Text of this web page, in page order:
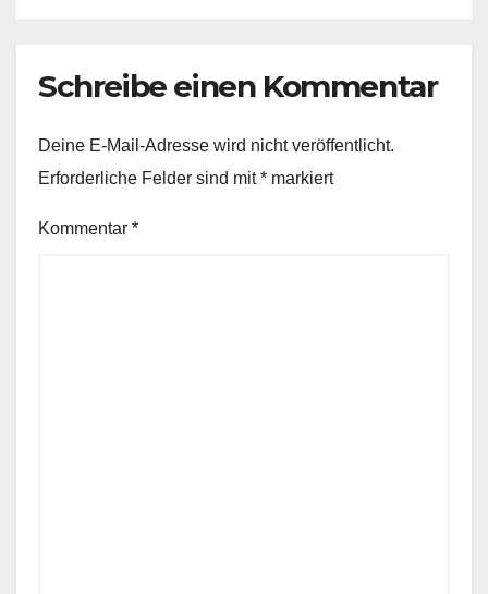
Schreibe einen Kommentar
Deine E-Mail-Adresse wird nicht veröffentlicht.
Erforderliche Felder sind mit* markiert
Kommentar *